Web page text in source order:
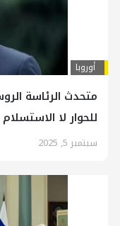
أوروبا
متحدث الرئاسة
للحوار لا الاستسلام
سبتمبر 5, 2025